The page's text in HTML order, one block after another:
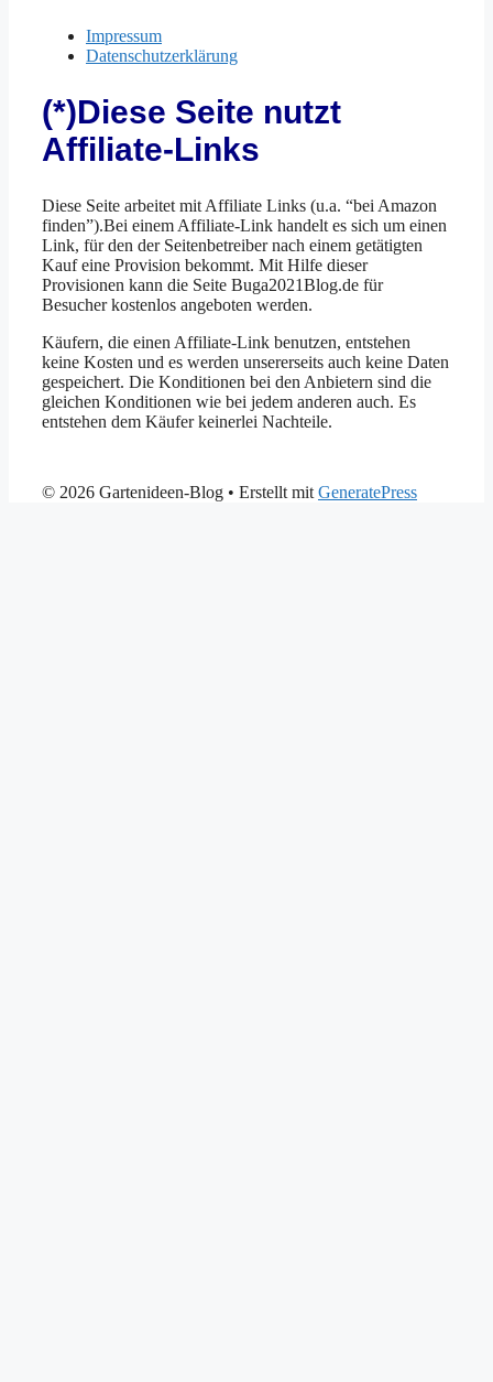
Impressum
Datenschutzerklärung
(*)Diese Seite nutzt
Affiliate-Links
Diese Seite arbeitet mit Affiliate Links (u.a. “bei Amazon
finden”).Bei einem Affiliate-Link handelt es sich um einen
Link, für den der Seitenbetreiber nach einem getätigten
Kauf eine Provision bekommt. Mit Hilfe dieser
Provisionen kann die Seite Buga2021Blog.de für
Besucher kostenlos angeboten werden.
Käufern, die einen Affiliate-Link benutzen, entstehen
keine Kosten und es werden unsererseits auch keine Daten
gespeichert. Die Konditionen bei den Anbietern sind die
gleichen Konditionen wie bei jedem anderen auch. Es
entstehen dem Käufer keinerlei Nachteile.
© 2026 Gartenideen-Blog • Erstellt mit GeneratePress